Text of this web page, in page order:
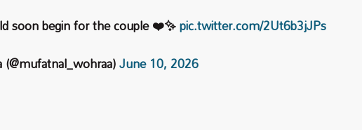
soon begin for the couple ❤️✨pic.twitter.com/2Ut6b3jJPs
June 10, 2026